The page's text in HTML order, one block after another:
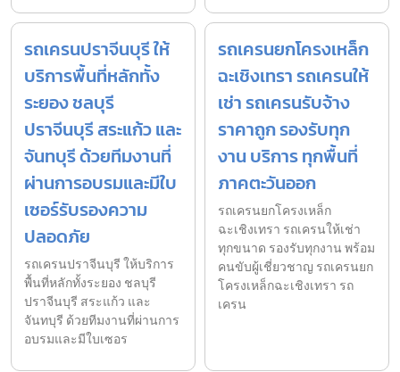
รถเครนปราจีนบุรี ให้
บริการพื้นที่หลักทั้ง
ระยอง ชลบุรี
ปราจีนบุรี สระแก้ว และ
จันทบุรี ด้วยทีมงานที่
ผ่านการอบรมและมีใบ
เซอร์รับรองความ
ปลอดภัย
รถเครนปราจีนบุรี ให้บริการ
พื้นที่หลักทั้งระยอง ชลบุรี
ปราจีนบุรี สระแก้ว และ
จันทบุรี ด้วยทีมงานที่ผ่านการ
อบรมและมีใบเซอร
รถเครนยกโครงเหล็ก
ฉะเชิงเทรา รถเครนให้
เช่า รถเครนรับจ้าง
ราคาถูก รองรับทุก
งาน บริการ ทุกพื้นที่
ภาคตะวันออก
รถเครนยกโครงเหล็ก
ฉะเชิงเทรา รถเครนให้เช่า
ทุกขนาด รองรับทุกงาน พร้อม
คนขับผู้เชี่ยวชาญ รถเครนยก
โครงเหล็กฉะเชิงเทรา รถ
เครน